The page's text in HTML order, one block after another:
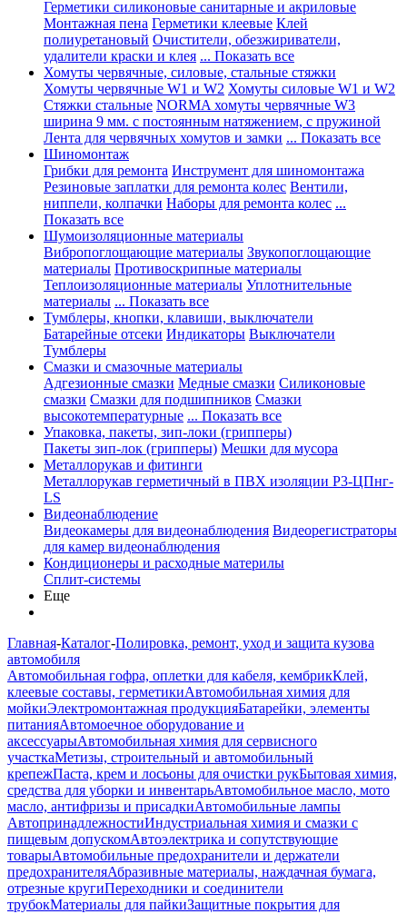
Герметики силиконовые санитарные и акриловые
Монтажная пена Герметики клеевые Клей
полиуретановый Очистители, обезжириватели,
удалители краски и клея ... Показать все
Хомуты червячные, силовые, стальные стяжки
Хомуты червячные W1 и W2 Хомуты силовые W1 и W2
Стяжки стальные NORMA хомуты червячные W3
ширина 9 мм. с постоянным натяжением, с пружиной
Лента для червячных хомутов и замки ... Показать все
Шиномонтаж
Грибки для ремонта Инструмент для шиномонтажа
Резиновые заплатки для ремонта колес Вентили,
ниппели, колпачки Наборы для ремонта колес ...
Показать все
Шумоизоляционные материалы
Вибропоглощающие материалы Звукопоглощающие
материалы Противоскрипные материалы
Теплоизоляционные материалы Уплотнительные
материалы ... Показать все
Тумблеры, кнопки, клавиши, выключатели
Батарейные отсеки Индикаторы Выключатели
Тумблеры
Смазки и смазочные материалы
Адгезионные смазки Медные смазки Силиконовые
смазки Смазки для подшипников Смазки
высокотемпературные ... Показать все
Упаковка, пакеты, зип-локи (грипперы)
Пакеты зип-лок (грипперы) Мешки для мусора
Металлорукав и фитинги
Металлорукав герметичный в ПВХ изоляции Р3-ЦПнг-
LS
Видеонаблюдение
Видеокамеры для видеонаблюдения Видеорегистраторы
для камер видеонаблюдения
Кондиционеры и расходные материлы
Сплит-системы
Еще
Главная-Каталог-Полировка, ремонт, уход и защита кузова
автомобиля
Автомобильная гофра, оплетки для кабеля, кембрикКлей,
клеевые составы, герметикиАвтомобильная химия для
мойкиЭлектромонтажная продукцияБатарейки, элементы
питанияАвтомоечное оборудование и
аксессуарыАвтомобильная химия для сервисного
участкаМетизы, строительный и автомобильный
крепежПаста, крем и лосьоны для очистки рукБытовая химия,
средства для уборки и инвентарьАвтомобильное масло, мото
масло, антифризы и присадкиАвтомобильные лампы
АвтопринадлежностиИндустриальная химия и смазки с
пищевым допускомАвтоэлектрика и сопутствующие
товарыАвтомобильные предохранители и держатели
предохранителяАбразивные материалы, наждачная бумага,
отрезные кругиПереходники и соединители
трубокМатериалы для пайкиЗащитные покрытия для